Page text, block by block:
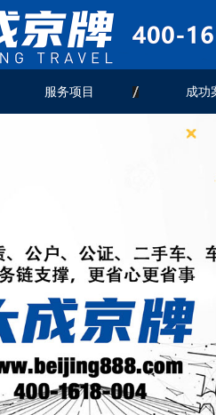
服务项目 成功